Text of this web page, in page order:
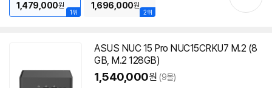
1위
1,479,000원
2위
1,696,000원
ASUS NUC 15 Pro NUC15CRKU7 M.2 (8
GB, M.2 128GB)
1,540,000원 (9몰)